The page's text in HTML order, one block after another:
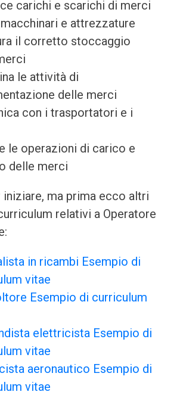
carichi e scarichi di merci
e attrezzature
il corretto stoccaggio
le attività di
delle merci
con i trasportatori e i
le operazioni di carico e
delle merci
iniziare, ma prima ecco altri
relativi a Operatore
in ricambi Esempio di
vitae
Esempio di curriculum
elettricista Esempio di
vitae
aeronautico Esempio di
vitae